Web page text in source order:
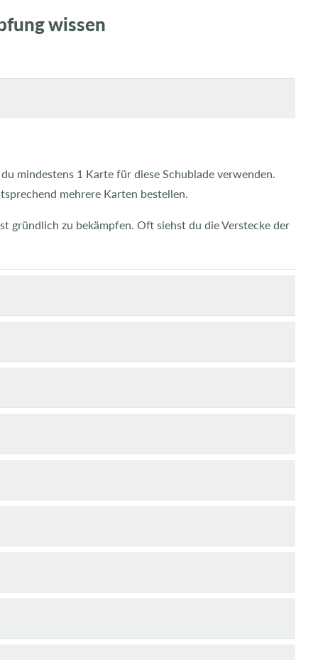
wissen
mindestens 1 Karte für diese Schublade verwenden.
mehrere Karten bestellen.
gründlich zu bekämpfen. Oft siehst du die Verstecke der